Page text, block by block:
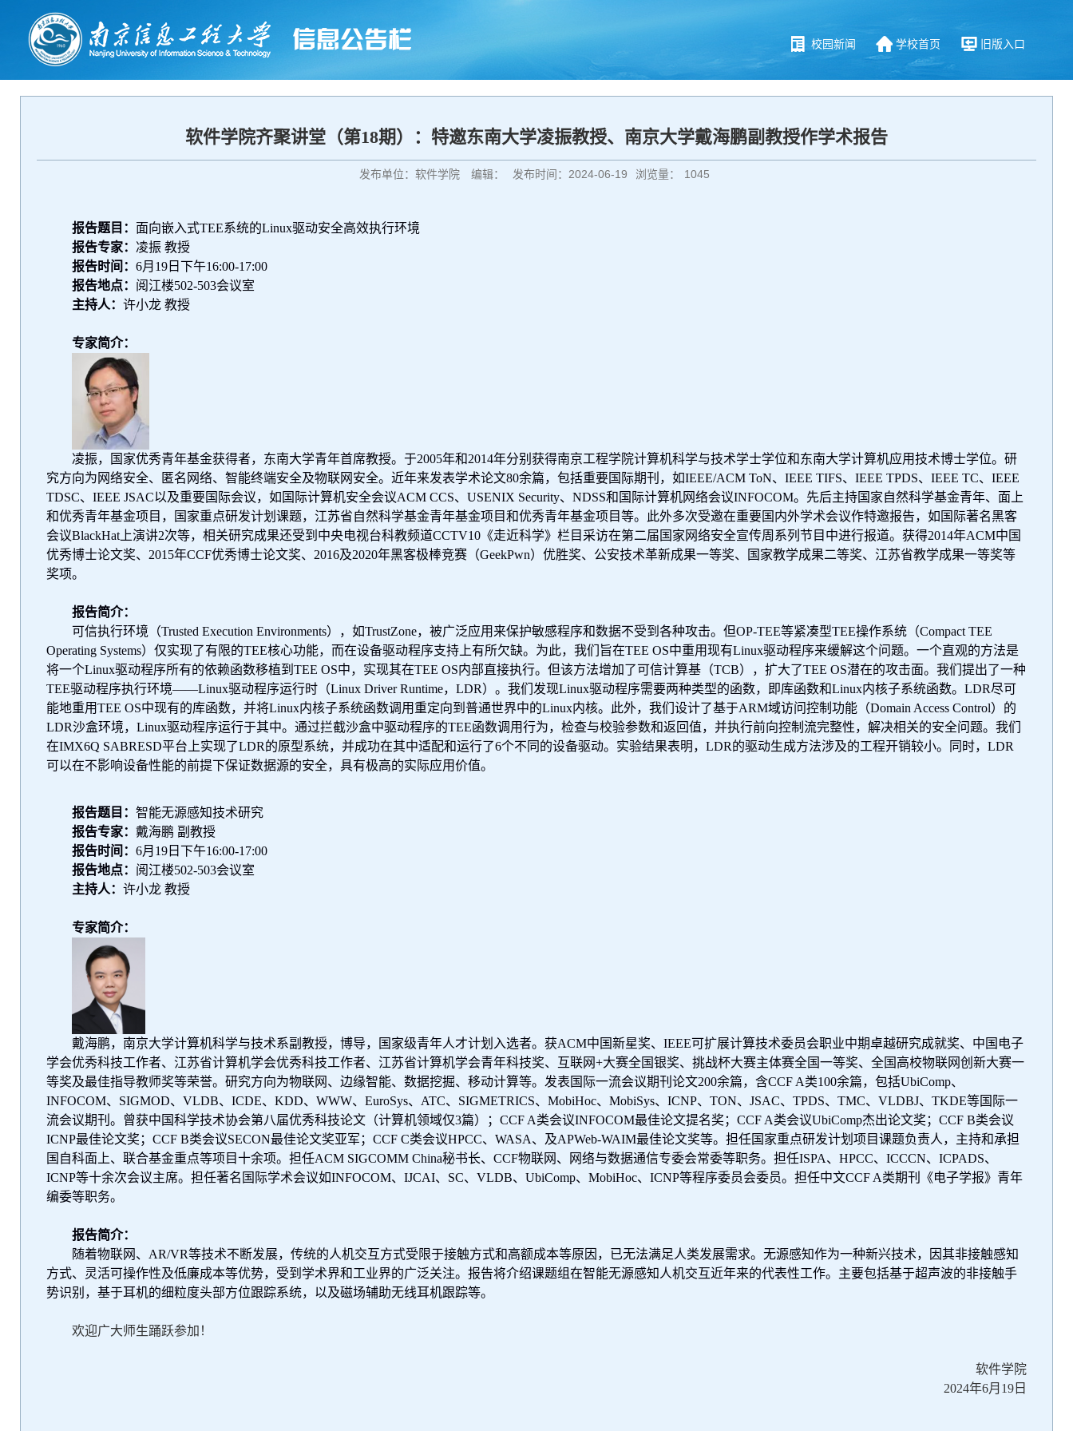
校园新闻 学校首页 旧版入口
软件学院齐聚讲堂（第18期）：特邀东南大学凌振教授、南京大学戴海鹏副教授作学术报告
发布单位：软件学院 编辑： 发布时间：2024-06-19 浏览量： 1045
报告题目： 面向嵌入式TEE系统的Linux驱动安全高效执行环境
报告专家： 凌振 教授
报告时间： 6月 19日下午16:00-17:00
报告地点： 阅江楼502-503会议室
主持人： 许小龙 教授
专家简介：
凌振，国家优秀青年基金获得者，东南大学青年首席教授。于2005年和2014年分别获得南京工程学院计算机科学与技术学士学位和东南大学计算机应用技术博士学位。研
究方向为网络安全、匿名网络、智能终端安全及物联网安全。近年来发表学术论文80余篇，包括重要国际期刊，如IEEE/ACM ToN、IEEE TIFS、IEEE TPDS、IEEE TC、IEEE
TDSC、IEEE JSAC以及重要国际会议，如国际计算机安全会议ACM CCS、USENIX Security、NDSS和国际计算机网络会议INFOCOM。先后主持国家自然科学基金青年、面上
和优秀青年基金项目，国家重点研发计划课题，江苏省自然科学基金青年基金项目和优秀青年基金项目等。此外多次受邀在重要国内外学术会议作特邀报告，如国际著名黑客
会议BlackHat 上演讲2次等，相关研究成果还受到中央电视台科教频道CCTV10 《走近科学》栏目采访在第二届国家网络安全宣传周系列节目中进行报道。获得2014年ACM中国
优秀博士论文奖、 2015年CCF优秀博士论文奖、 2016及2020年黑客极棒竞赛（GeekPwn）优胜奖、公安技术革新成果一等奖、国家教学成果二等奖、江苏省教学成果一等奖等
奖项。
报告简介：
可信执行环境（Trusted Execution Environments），如TrustZone，被广泛应用来保护敏感程序和数据不受到各种攻击。但OP-TEE等紧凑型TEE操作系统（Compact TEE
Operating Systems）仅实现了有限的TEE核心功能，而在设备驱动程序支持上有所欠缺。为此，我们旨在TEE OS中重用现有Linux驱动程序来缓解这个问题。一个直观的方法是
将一个Linux驱动程序所有的依赖函数移植到TEE OS中，实现其在TEE OS内部直接执行。但该方法增加了可信计算基（TCB），扩大了TEE OS潜在的攻击面。我们提出了一种
TEE驱动程序执行环境——Linux驱动程序运行时（Linux Driver Runtime，LDR）。我们发现Linux驱动程序需要两种类型的函数，即库函数和Linux内核子系统函数。LDR尽可
能地重用TEE OS中现有的库函数，并将Linux内核子系统函数调用重定向到普通世界中的Linux内核。此外，我们设计了基于ARM域访问控制功能（Domain Access Control）的
LDR沙盒环境，Linux驱动程序运行于其中。通过拦截沙盒中驱动程序的TEE函数调用行为，检查与校验参数和返回值，并执行前向控制流完整性，解决相关的安全问题。我们
在IMX6Q SABRESD平台上实现了LDR的原型系统，并成功在其中适配和运行了6个不同的设备驱动。实验结果表明，LDR的驱动生成方法涉及的工程开销较小。同时，LDR
可以在不影响设备性能的前提下保证数据源的安全，具有极高的实际应用价值。
报告题目： 智能无源感知技术研究
报告专家： 戴海鹏 副教授
报告时间： 6月 19日下午16:00-17:00
报告地点： 阅江楼502-503会议室
主持人： 许小龙 教授
专家简介：
戴海鹏，南京大学计算机科学与技术系副教授，博导，国家级青年人才计划入选者。获ACM中国新星奖、 IEEE可扩展计算技术委员会职业中期卓越研究成就奖、中国电子
学会优秀科技工作者、江苏省计算机学会优秀科技工作者、江苏省计算机学会青年科技奖、互联网+大赛全国银奖、挑战杯大赛主体赛全国一等奖、全国高校物联网创新大赛一
等奖及最佳指导教师奖等荣誉。研究方向为物联网、边缘智能、数据挖掘、移动计算等。发表国际一流会议期刊论文200余篇，含CCF A类100余篇，包括UbiComp、
INFOCOM、 SIGMOD、VLDB、ICDE、KDD、WWW、EuroSys、 ATC、 SIGMETRICS、MobiHoc、MobiSys、ICNP、TON、JSAC、TPDS、TMC、VLDBJ、TKDE等国际一
流会议期刊。曾获中国科学技术协会第八届优秀科技论文（计算机领域仅3篇）；CCF A类会议INFOCOM最佳论文提名奖；CCF A类会议UbiComp杰出论文奖；CCF B类会议
ICNP最佳论文奖；CCF B类会议SECON最佳论文奖亚军；CCF C类会议HPCC、WASA、及APWeb-WAIM最佳论文奖等。担任国家重点研发计划项目课题负责人，主持和承担
国自科面上、联合基金重点等项目十余项。担任ACM SIGCOMM China秘书长、CCF物联网、网络与数据通信专委会常委等职务。担任ISPA、HPCC、ICCCN、ICPADS、
ICNP等十余次会议主席。担任著名国际学术会议如INFOCOM、IJCAI、 SC、VLDB、UbiComp、MobiHoc、ICNP等程序委员会委员。担任中文CCF A类期刊《电子学报》青年
编委等职务。
报告简介：
随着物联网、 AR/VR等技术不断发展，传统的人机交互方式受限于接触方式和高额成本等原因，已无法满足人类发展需求。无源感知作为一种新兴技术，因其非接触感知
方式、灵活可操作性及低廉成本等优势，受到学术界和工业界的广泛关注。报告将介绍课题组在智能无源感知人机交互近年来的代表性工作。主要包括基于超声波的非接触手
势识别，基于耳机的细粒度头部方位跟踪系统，以及磁场辅助无线耳机跟踪等。
欢迎广大师生踊跃参加！
软件学院
2024年6月 19日